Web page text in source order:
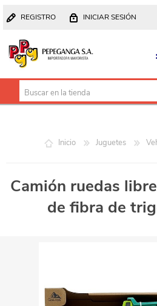
REGISTRO INICIAR SESIÓN
Inicio Juguetes
Camión ruedas
de fibra de